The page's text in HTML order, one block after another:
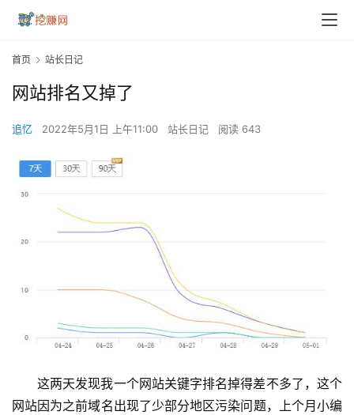
首页 站长日记
网站排名又掉了
追忆 2022年5月1日 上午11:00 站长日记 阅读 643
这两天发现我一个网站关键字排名掉得差不多了，这个
网站因为之前域名出现了少部分地区污染问题，上个月小编